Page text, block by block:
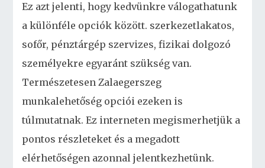
Ez azt jelenti, hogy kedvünkre válogathatunk
a különféle opciók között. szerkezetlakatos,
sofőr, pénztárgép szervizes, fizikai dolgozó
személyekre egyaránt szükség van.
Természetesen Zalaegerszeg
munkalehetőség opciói ezeken is
túlmutatnak. Ez interneten megismerhetjük a
pontos részleteket és a megadott
elérhetőségen azonnal jelentkezhetünk.